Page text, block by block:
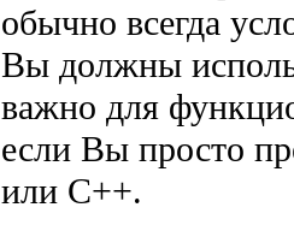
обычно всегда
Вы должны
важно для
если Вы просто
или C++.